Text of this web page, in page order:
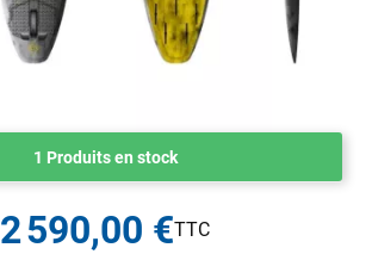
1 Produits en stock
2 590,00 €